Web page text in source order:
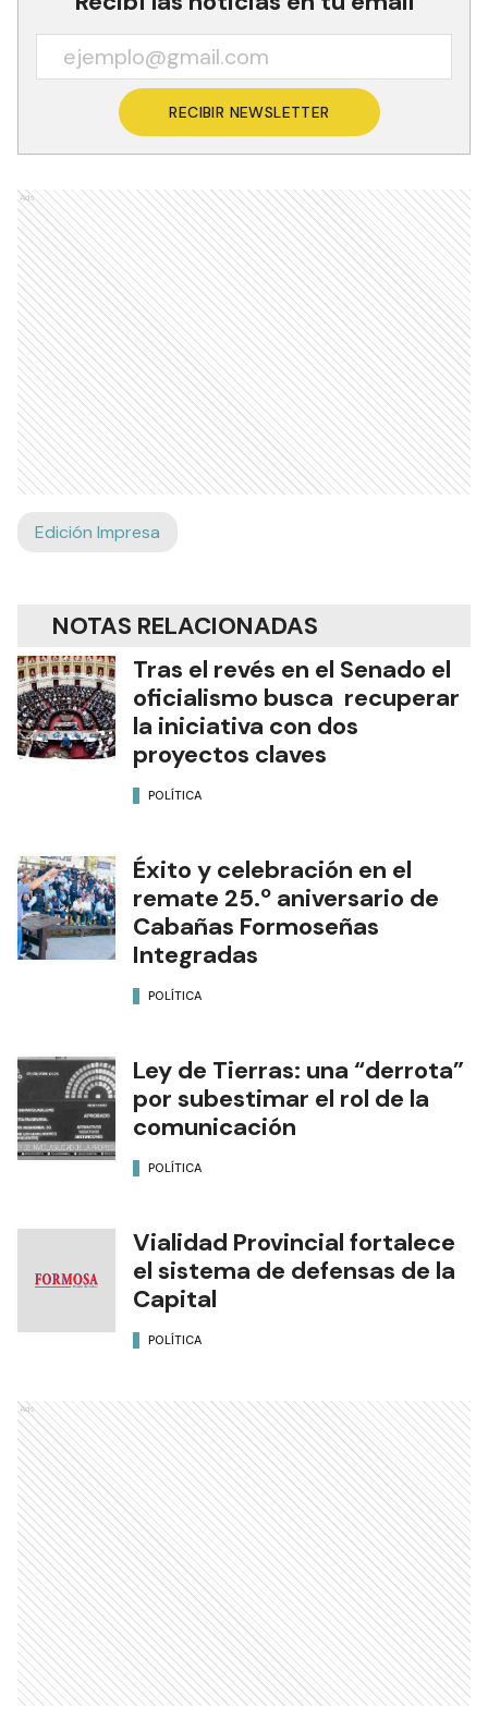
RECIBIR NEWSLETTER
Ads
Edición Impresa
NOTAS RELACIONADAS
Tras el revés en el Senado el
oficialismo busca recuperar
la iniciativa con dos
proyectos claves
POLÍTICA
Éxito y celebración en el
remate 25.º aniversario de
Cabañas Formoseñas
Integradas
POLÍTICA
Ley de Tierras: una “derrota”
por subestimar el rol de la
comunicación
POLÍTICA
Vialidad Provincial fortalece
el sistema de defensas de la
Capital
POLÍTICA
Ads